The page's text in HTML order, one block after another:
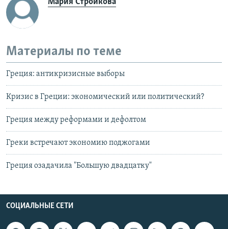
Материалы по теме
Греция: антикризисные выборы
Кризис в Греции: экономический или политический?
Греция между реформами и дефолтом
Греки встречают экономию поджогами
Греция озадачила "Большую двадцатку"
СОЦИАЛЬНЫЕ СЕТИ